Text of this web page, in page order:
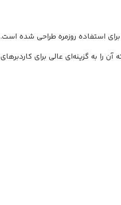
استفاده روزمره طراحی شده است.
را به گزینه‌ای عالی برای کاردبرهای